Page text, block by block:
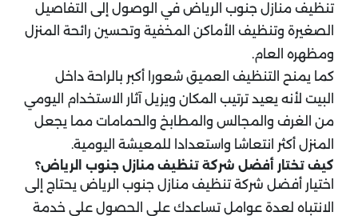
تنظيف منازل جنوب الرياض في الوصول إلى التفاصيل
الصغيرة وتنظيف الأماكن المخفية وتحسين رائحة المنزل
ومظهره العام.
كما يمنح التنظيف العميق شعورا أكبر بالراحة داخل
البيت لأنه يعيد ترتيب المكان ويزيل آثار الاستخدام اليومي
من الغرف والمجالس والمطابخ والحمامات مما يجعل
المنزل أكثر انتعاشا واستعدادا للمعيشة اليومية.
كيف تختار أفضل شركة تنظيف منازل جنوب الرياض؟
اختيار أفضل شركة تنظيف منازل جنوب الرياض يحتاج إلى
الانتباه لعدة عوامل تساعدك على الحصول على خدمة